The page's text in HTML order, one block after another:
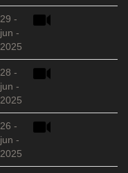
29 -
jun -
2025
28 -
jun -
2025
26 -
jun -
2025